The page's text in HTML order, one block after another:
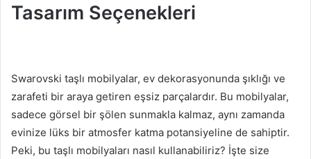
Tasarım Seçenekleri
Swarovski taşlı mobilyalar, ev dekorasyonunda şıklığı ve
zarafeti bir araya getiren eşsiz parçalardır. Bu mobilyalar,
sadece görsel bir şölen sunmakla kalmaz, aynı zamanda
evinize lüks bir atmosfer katma potansiyeline de sahiptir.
Peki, bu taşlı mobilyaları nasıl kullanabiliriz? İşte size